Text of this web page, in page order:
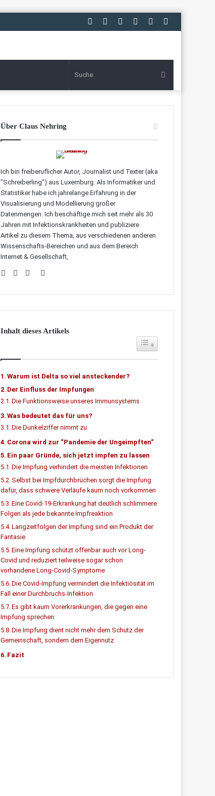
RSS
LinkedIn
Twitter
Facebook
Über Claus Nehring
Ich bin freiberuflicher Autor, Journalist und Texter (aka
"Schreiberling") aus Luxemburg. Als Informatiker und
Statistiker habe ich jahrelange Erfahrung in der
Visualisierung und Modellierung großer
Datenmengen. Ich beschäftige mich seit mehr als 30
Jahren mit Infektionskrankheiten und publiziere
Artikel zu diesem Thema, aus verschiedenen anderen
Wissenschafts-Bereichen und aus dem Bereich
Internet & Gesellschaft,
Webseite
Facebook
Twitter
Inhalt dieses Artikels
Toggle Table of Content
Warum ist Delta so viel ansteckender?
Der Einfluss der Impfungen
Die Funktionsweise unseres Immunsystems
Was bedeutet das für uns?
Die Dunkelziffer nimmt zu
Corona wird zur “Pandemie der Ungeimpften“
Ein paar Gründe, sich jetzt impfen zu lassen
Die Impfung verhindert die meisten Infektionen
Selbst bei Impfdurchbrüchen sorgt die Impfung
dafür, dass schwere Verläufe kaum noch vorkommen
Eine Covid-19-Erkrankung hat deutlich schlimmere
Folgen als jede bekannte Impfreaktion
Langzeitfolgen der Impfung sind ein Produkt der
Fantasie
Eine Impfung schützt offenbar auch vor Long-
Covid und reduziert teilweise sogar schon
vorhandene Long-Covid-Symptome
Die Covid-Impfung vermindert die Infektiösität im
Fall einer Durchbruchs-Infektion
Es gibt kaum Vorerkrankungen, die gegen eine
Impfung sprechen
Die Impfung dient nicht mehr dem Schutz der
Gemeinschaft, sondern dem Eigennutz
Fazit